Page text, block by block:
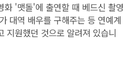
화 '맷돌'에 출연할 때 베드신 촬영
대역 배우를 구해주는 등 연예계
지원했던 것으로 알려져 있습니